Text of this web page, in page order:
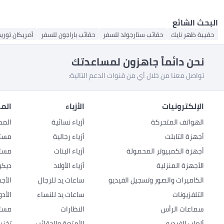
البحث الشائع
حقيبة ظهر نايك حقائب ستارجولد للسفر حقائب باراجون للسفر أمريكان
نحن دائماً جاهزون لمساعدتك
تواصل معنا من خلال أي من قنوات الدعم التالية:
الإلكترونيات
الهواتف المتحركة
أجهزة التابلت
أجهزة الكمبيوتر المحمولة
الأجهزة المنزلية
الكاميرات والصور وتسجيل الفيديو
التلفزيونات
سماعات الرأس
الأزياء
أزياء نسائية
أزياء رجالية
أزياء البنات
أزياء الأولاد
ساعات يد للرجال
ساعات يد للنساء
النظارات